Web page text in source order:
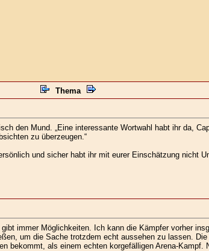
Thema
den Mund. „Eine interessante Wortwahl habt ihr da,
zu überzeugen.“
und sicher habt ihr mit eurer Einschätzung nicht
immer Möglichkeiten. Ich kann die Kämpfer vorher
um die Sache trotzdem echt aussehen zu lassen.
bekommt, als einem echten korgefälligen Arena-